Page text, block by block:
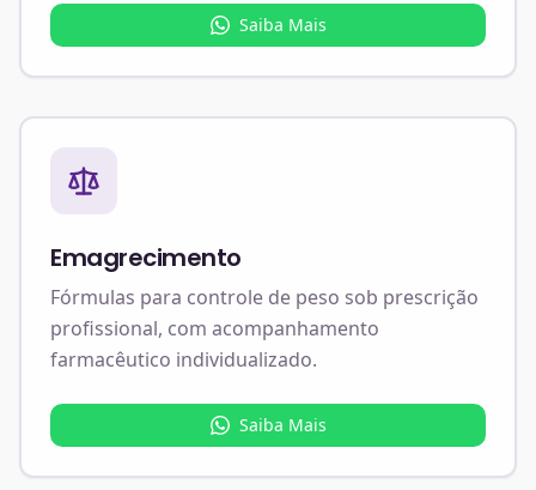
Saiba Mais
Emagrecimento
Fórmulas para controle de peso sob prescrição
profissional, com acompanhamento
farmacêutico individualizado.
Saiba Mais